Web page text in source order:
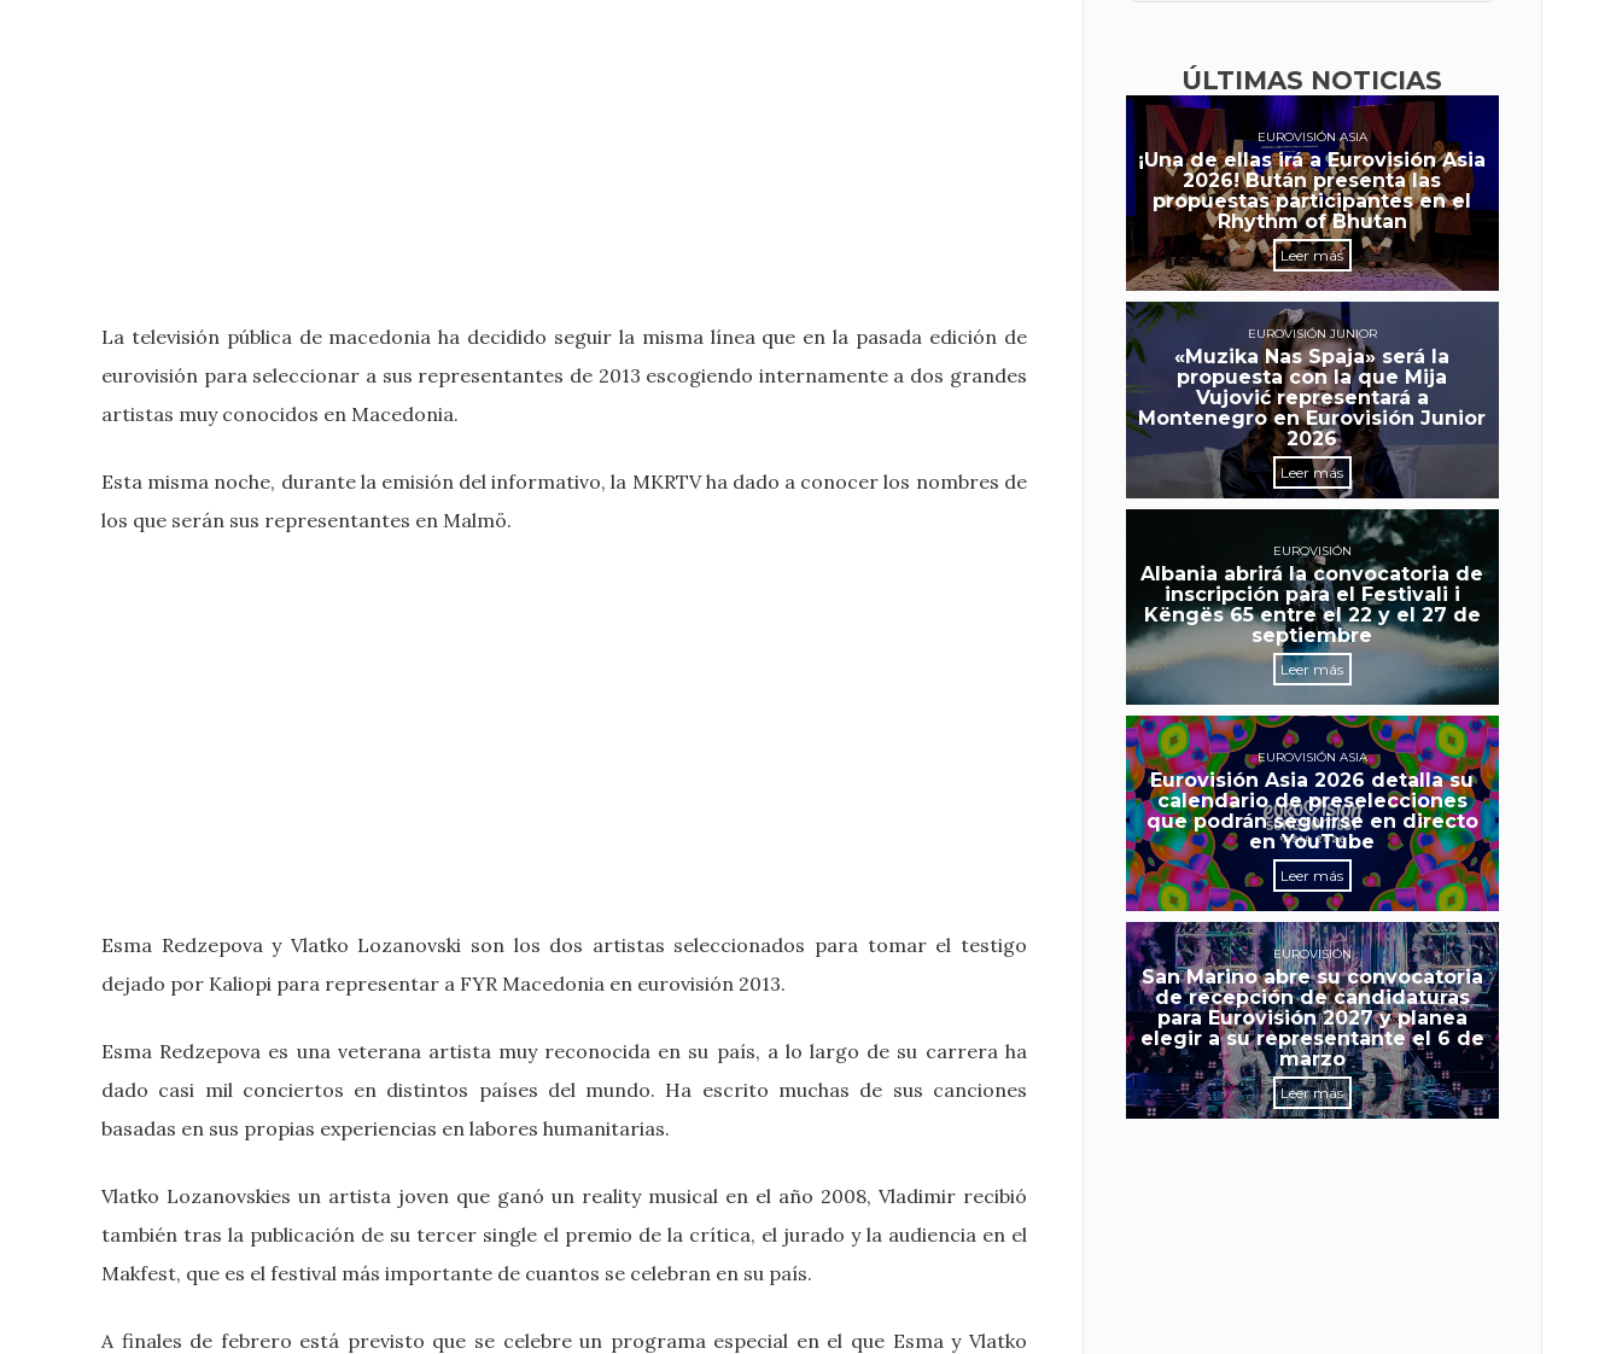
La televisión pública de macedonia ha decidido seguir la misma línea que en la pasada edición de
eurovisión para seleccionar a sus representantes de 2013 escogiendo internamente a dos grandes
artistas muy conocidos en Macedonia.
Esta misma noche, durante la emisión del informativo, la MKRTV ha dado a conocer los nombres de
los que serán sus representantes en Malmö.
Esma Redzepova y Vlatko Lozanovski son los dos artistas seleccionados para tomar el testigo
dejado por Kaliopi para representar a FYR Macedonia en eurovisión 2013.
Esma Redzepova es una veterana artista muy reconocida en su país, a lo largo de su carrera ha
dado casi mil conciertos en distintos países del mundo. Ha escrito muchas de sus canciones
basadas en sus propias experiencias en labores humanitarias.
Vlatko Lozanovskies un artista joven que ganó un reality musical en el año 2008, Vladimir recibió
también tras la publicación de su tercer single el premio de la crítica, el jurado y la audiencia en el
Makfest, que es el festival más importante de cuantos se celebran en su país.
A finales de febrero está previsto que se celebre un programa especial en el que Esma y Vlatko
ÚLTIMAS NOTICIAS
EUROVISIÓN ASIA
¡Una de ellas irá a Eurovisión Asia
2026! Bután presenta las
propuestas participantes en el
Rhythm of Bhutan
Leer más
EUROVISIÓN JUNIOR
«Muzika Nas Spaja» será la
propuesta con la que Mija
Vujović representará a
Montenegro en Eurovisión Junior
2026
Leer más
EUROVISIÓN
Albania abrirá la convocatoria de
inscripción para el Festivali i
Këngës 65 entre el 22 y el 27 de
septiembre
Leer más
EUROVISIÓN ASIA
Eurovisión Asia 2026 detalla su
calendario de preselecciones
que podrán seguirse en directo
en YouTube
Leer más
EUROVISIÓN
San Marino abre su convocatoria
de recepción de candidaturas
para Eurovisión 2027 y planea
elegir a su representante el 6 de
marzo
Leer más